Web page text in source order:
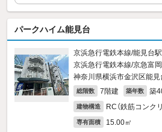
パークハイム能見台
京浜急行電鉄本線/能見台
京浜急行電鉄本線/京急富
神奈川県横浜市金沢区能
総階数 7階建 築年数 築
建物構造 RC（鉄筋コンク
専有面積 15.00㎡